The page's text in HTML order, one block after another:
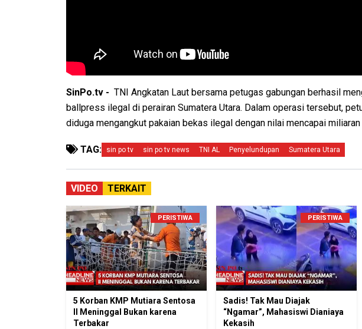
SinPo.tv - TNI Angkatan Laut bersama petugas gabungan berhasil
ballpress ilegal di perairan Sumatera Utara. Dalam operasi tersebut,
diduga mengangkut pakaian bekas ilegal dengan nilai mencapai miliaran
TAG: sin po tv sin po tv news TNI AL Penyelundupan Sumatera Utara
VIDEO TERKAIT
PERISTIWA
5 Korban KMP Mutiara Sentosa
II Meninggal Bukan karena
Terbakar
PERISTIWA
Sadis! Tak Mau Diajak
“Ngamar”, Mahasiswi Dianiaya
Kekasih